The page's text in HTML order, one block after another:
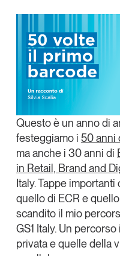
Interviste
Comunicati stampa
Video
Podcast
Eventi e formazione
Tutti gli appuntamenti
Chi siamo
Contatti
Tendenze
Questo è un anno di
festeggiamo i 50 anni
ma anche i 30 anni di
in Retail, Brand and
Italy. Tappe
quello di ECR e
scandito il mio
GS1 Italy. Un percorso
privata e quelle della